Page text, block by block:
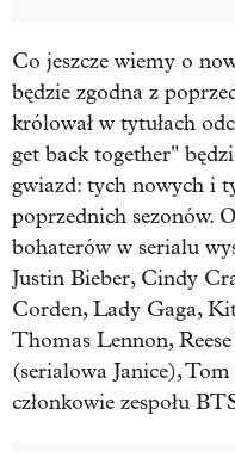
Co jeszcze wiemy o
będzie zgodna z
królował w tytułach
get back together"
gwiazd: tych nowych i
poprzednich sezonów.
bohaterów w serialu
Justin Bieber, Cindy
Corden, Lady Gaga,
Thomas Lennon,
(serialowa Janice),
członkowie zespołu